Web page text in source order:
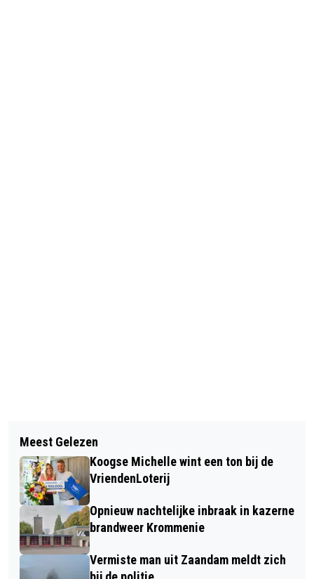
VEROORDEELDE MOORDENAAR ALEX
GILLIS WIL NU GAAN PRATEN
WESTZANER MET DRANK OP SCHEPT
TWEE JONGENS EN RIJDT WEG
Meest Gelezen
Koogse Michelle wint een ton bij de
VriendenLoterij
Opnieuw nachtelijke inbraak in kazerne
brandweer Krommenie
Vermiste man uit Zaandam meldt zich